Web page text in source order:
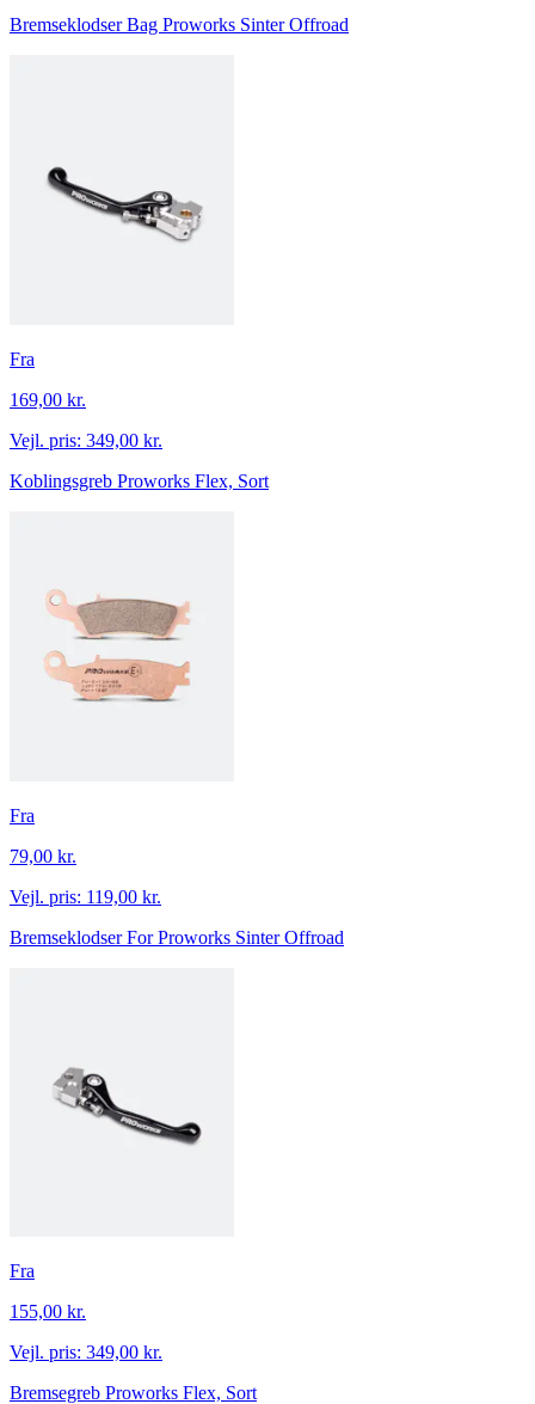
Bremseklodser Bag Proworks Sinter Offroad
Fra
169,00 kr.
Vejl. pris: 349,00 kr.
Koblingsgreb Proworks Flex, Sort
Fra
79,00 kr.
Vejl. pris: 119,00 kr.
Bremseklodser For Proworks Sinter Offroad
Fra
155,00 kr.
Vejl. pris: 349,00 kr.
Bremsegreb Proworks Flex, Sort